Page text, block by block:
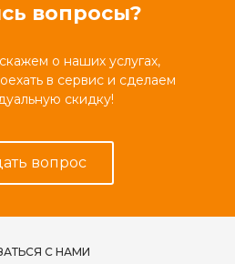
вопросы?
о наших услугах,
в сервис и сделаем
скидку!
вопрос
С НАМИ